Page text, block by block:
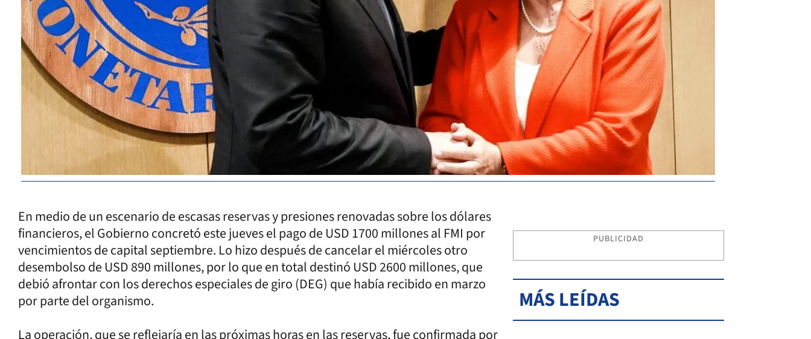
En medio de un escenario de escasas reservas y presiones renovadas sobre los dólares
financieros, el Gobierno concretó este jueves el pago de USD 1700 millones al FMI por
vencimientos de capital septiembre. Lo hizo después de cancelar el miércoles otro
desembolso de USD 890 millones, por lo que en total destinó USD 2600 millones, que
debió afrontar con los derechos especiales de giro (DEG) que había recibido en marzo
por parte del organismo.
La operación, que se reflejaría en las próximas horas en las reservas, fue confirmada por
PUBLICIDAD
MÁS LEÍDAS